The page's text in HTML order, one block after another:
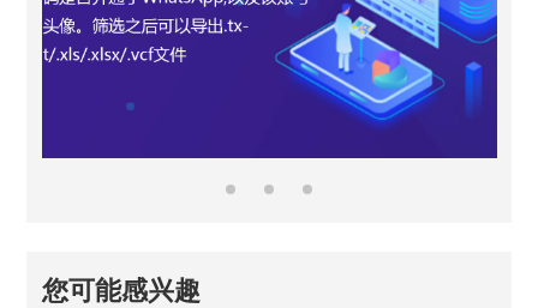
您可能感兴趣